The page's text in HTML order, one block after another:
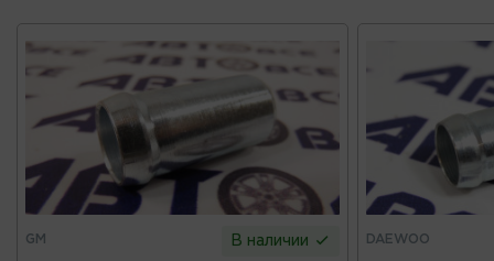
GM В наличии DAEWOO